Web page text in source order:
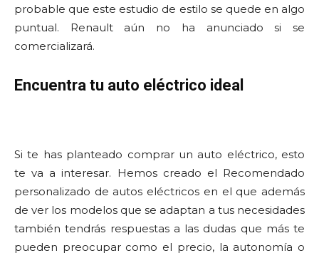
probable que este estudio de estilo se quede en algo
puntual. Renault aún no ha anunciado si se
comercializará.
Encuentra tu auto eléctrico ideal
Si te has planteado comprar un auto eléctrico, esto
te va a interesar. Hemos creado el Recomendado
personalizado de autos eléctricos en el que además
de ver los modelos que se adaptan a tus necesidades
también tendrás respuestas a las dudas que más te
pueden preocupar como el precio, la autonomía o